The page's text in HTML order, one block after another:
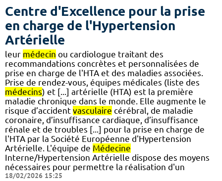
Centre d'Excellence pour la prise
en charge de l'Hypertension
Artérielle
leur médecin ou cardiologue traitant des
recommandations concrètes et personnalisées de
prise en charge de l'HTA et des maladies associées.
Prise de rendez-vous, équipes médicales (liste des
médecins) et [...] artérielle (HTA) est la première
maladie chronique dans le monde. Elle augmente le
risque d’accident vasculaire cérébral, de maladie
coronaire, d’insuffisance cardiaque, d’insuffisance
rénale et de troubles [...] pour la prise en charge de
l'HTA par la Société Européenne d'Hypertension
Artérielle. L'équipe de Médecine
Interne/Hypertension Artérielle dispose des moyens
nécessaires pour permettre la réalisation d'un
18/02/2026 15:25